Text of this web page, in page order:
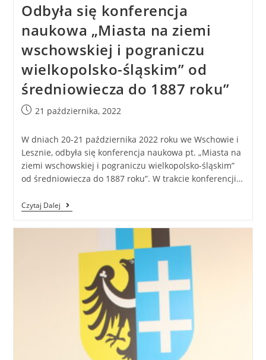
Odbyła się konferencja
naukowa „Miasta na ziemi
wschowskiej i pograniczu
wielkopolsko-śląskim” od
średniowiecza do 1887 roku”
21 października, 2022
W dniach 20-21 października 2022 roku we Wschowie i
Lesznie, odbyła się konferencja naukowa pt. „Miasta na
ziemi wschowskiej i pograniczu wielkopolsko-śląskim”
od średniowiecza do 1887 roku”. W trakcie konferencji…
Czytaj Dalej